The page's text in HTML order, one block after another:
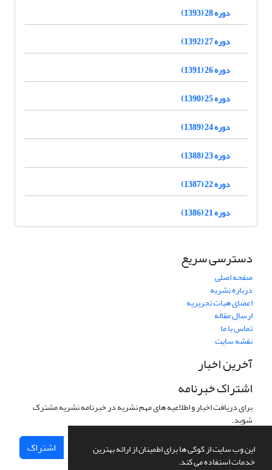
این وب سایت از کوکی ها برای اطمینان از ارائه بهترین
خدمات استفاده می کند.
دوره 28 (1393)
دوره 27 (1392)
دوره 26 (1391)
دوره 25 (1390)
دوره 24 (1389)
دوره 23 (1388)
دوره 22 (1387)
دوره 21 (1386)
دسترسی سریع
صفحه اصلی
درباره نشریه
اعضای هیات تحریریه
ارسال مقاله
تماس با ما
نقشه سایت
آخرین اخبار
اشتراک خبرنامه
برای دریافت اخبار و اطلاعیه های مهم نشریه در خبرنامه نشریه مشترک
شوید.
اشتراک